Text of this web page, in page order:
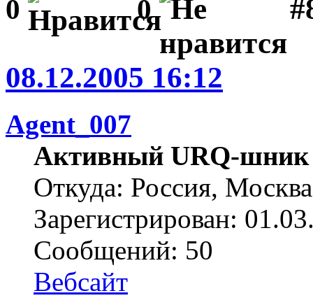
0 0
08.12.2005 16:12
Agent_007
Активный URQ-шник
Откуда: Россия, Москва
Зарегистрирован:
Сообщений: 50
Вебсайт